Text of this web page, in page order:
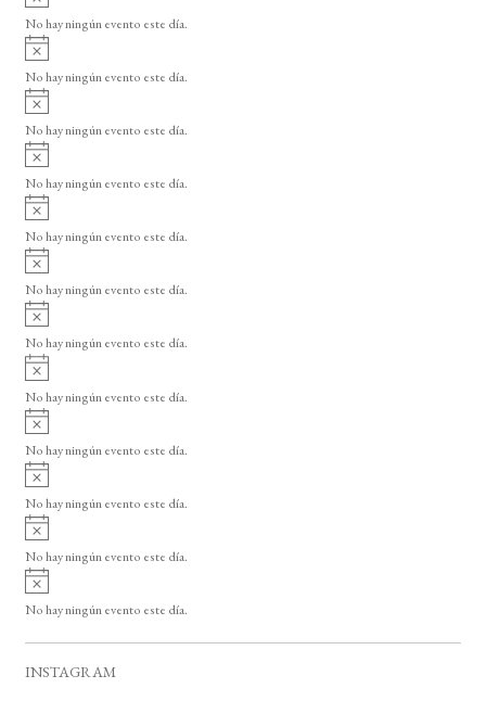
o
v
i
o
No hay ningún evento este día.
A
v
i
o
No hay ningún evento este día.
A
v
i
o
No hay ningún evento este día.
A
v
i
o
No hay ningún evento este día.
A
v
i
o
No hay ningún evento este día.
A
v
i
o
No hay ningún evento este día.
A
v
i
o
No hay ningún evento este día.
A
v
i
o
No hay ningún evento este día.
A
v
i
o
No hay ningún evento este día.
A
v
i
o
No hay ningún evento este día.
A
v
i
o
No hay ningún evento este día.
A
v
i
No hay ningún evento este día.
INSTAGRAM